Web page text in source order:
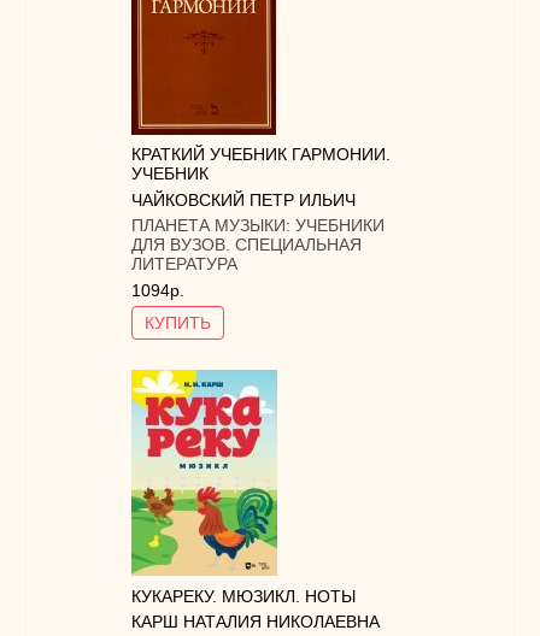
КРАТКИЙ УЧЕБНИК ГАРМОНИИ.
УЧЕБНИК
ЧАЙКОВСКИЙ ПЕТР ИЛЬИЧ
ПЛАНЕТА МУЗЫКИ: УЧЕБНИКИ
ДЛЯ ВУЗОВ. СПЕЦИАЛЬНАЯ
ЛИТЕРАТУРА
1094р.
КУПИТЬ
КУКАРЕКУ. МЮЗИКЛ. НОТЫ
КАРШ НАТАЛИЯ НИКОЛАЕВНА